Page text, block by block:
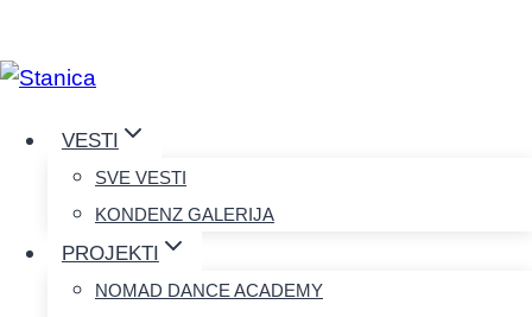
to
VESTI
SVE VESTI
KONDENZ GALERIJA
PROJEKTI
NOMAD DANCE ACADEMY